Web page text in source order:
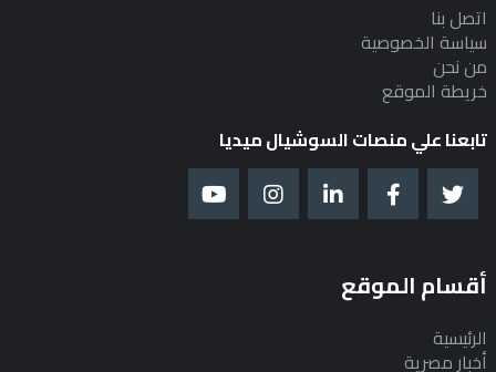
اتصل بنا
سياسة الخصوصية
من نحن
خريطة الموقع
تابعنا علي منصات السوشيال ميديا
أقسام الموقع
الرئيسية
أخبار مصرية